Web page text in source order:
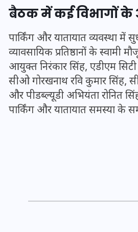
बैठक में कई विभागों के
पार्किंग और यातायात व्यवस्था में
व्यावसायिक प्रतिष्ठानों के
आयुक्त निरंकार सिंह, एडीएम सिटी
सीओ गोरखनाथ रवि कुमार सिंह,
और पीडब्ल्यूडी अभियंता रोनित
पार्किंग और यातायात समस्या के
जिस कमरे में
के बीते 4 साल,
हुए बृजभूषण